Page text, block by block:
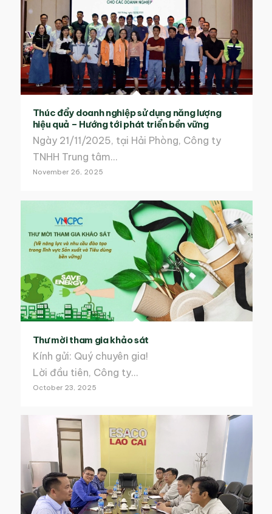
Thúc đẩy doanh nghiệp sử dụng năng lượng
hiệu quả – Hướng tới phát triển bền vững
Ngày 21/11/2025, tại Hải Phòng, Công ty
TNHH Trung tâm…
November 26, 2025
Thư mời tham gia khảo sát
Kính gửi: Quý chuyên gia!
Lời đầu tiên, Công ty…
October 23, 2025